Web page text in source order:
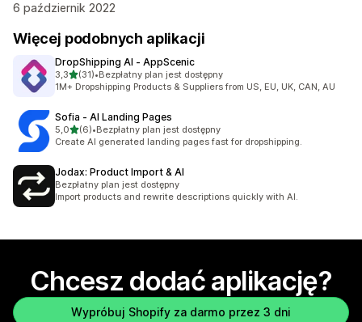
6 październik 2022
Więcej podobnych aplikacji
DropShipping AI ‑ AppScenic
3,3na 5 gwiazdek
(31)
Łączna liczba recenzji: 31
•Bezpłatny plan jest dostępny
1M+ Dropshipping Products & Suppliers from US, EU, UK, CAN, AU
Sofia ‑ AI Landing Pages
5,0na 5 gwiazdek
(6)
Łączna liczba recenzji: 6
•Bezpłatny plan jest dostępny
Create AI generated landing pages fast for dropshipping.
Jodax: Product Import & AI
Bezpłatny plan jest dostępny
Import products and rewrite descriptions quickly with AI.
Chcesz dodać aplikację?
Wypróbuj Shopify za darmo przez 3 dni